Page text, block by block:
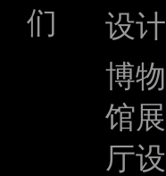
们
设计
博物
馆展
厅设